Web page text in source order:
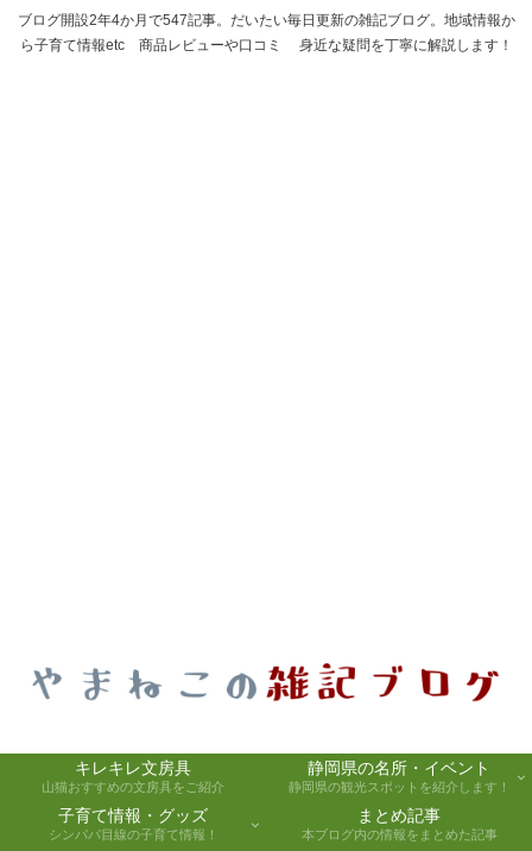
ブログ開設2年4か月で547記事。だいたい毎日更新の雑記ブログ。地域情報か
ら子育て情報etc 商品レビューや口コミ 身近な疑問を丁寧に解説します！
キレキレ文房具
山猫おすすめの文房具をご紹介
静岡県の名所・イベント
静岡県の観光スポットを紹介します！
子育て情報・グッズ
シンパパ目線の子育て情報！
まとめ記事
本ブログ内の情報をまとめた記事